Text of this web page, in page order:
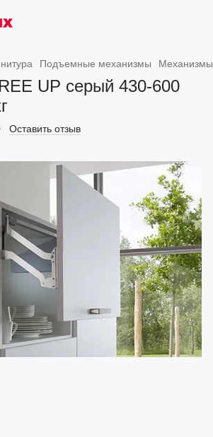
Подъемные механизмы Механизмы
UP серый 430-600
Оставить отзыв